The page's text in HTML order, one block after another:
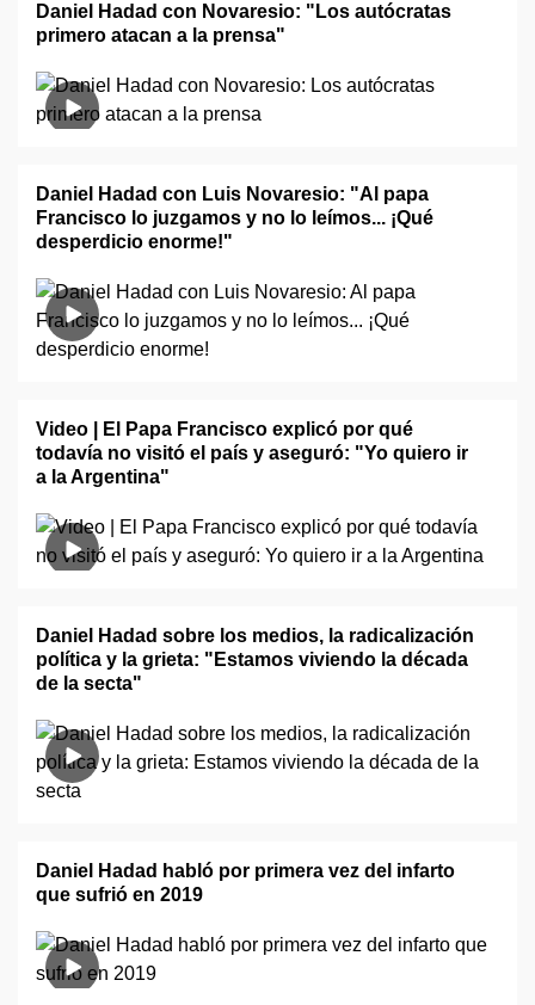
Daniel Hadad con Novaresio: "Los autócratas
primero atacan a la prensa"
Daniel Hadad con Luis Novaresio: "Al papa
Francisco lo juzgamos y no lo leímos... ¡Qué
desperdicio enorme!"
Video | El Papa Francisco explicó por qué
todavía no visitó el país y aseguró: "Yo quiero ir
a la Argentina"
Daniel Hadad sobre los medios, la radicalización
política y la grieta: "Estamos viviendo la década
de la secta"
Daniel Hadad habló por primera vez del infarto
que sufrió en 2019